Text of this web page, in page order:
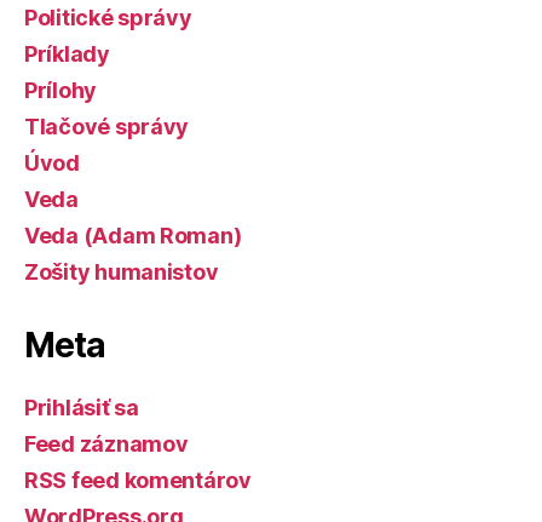
Politické správy
Príklady
Prílohy
Tlačové správy
Úvod
Veda
Veda (Adam Roman)
Zošity humanistov
Meta
Prihlásiť sa
Feed záznamov
RSS feed komentárov
WordPress.org